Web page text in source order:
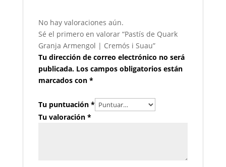
No hay valoraciones aún.
Sé el primero en valorar “Pastís de Quark
Granja Armengol | Cremós i Suau”
Tu dirección de correo electrónico no será
publicada. Los campos obligatorios están
marcados con *
Tu puntuación *
Tu valoración *